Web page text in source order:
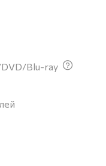
титул. Журнал Rolling
Blu-ray